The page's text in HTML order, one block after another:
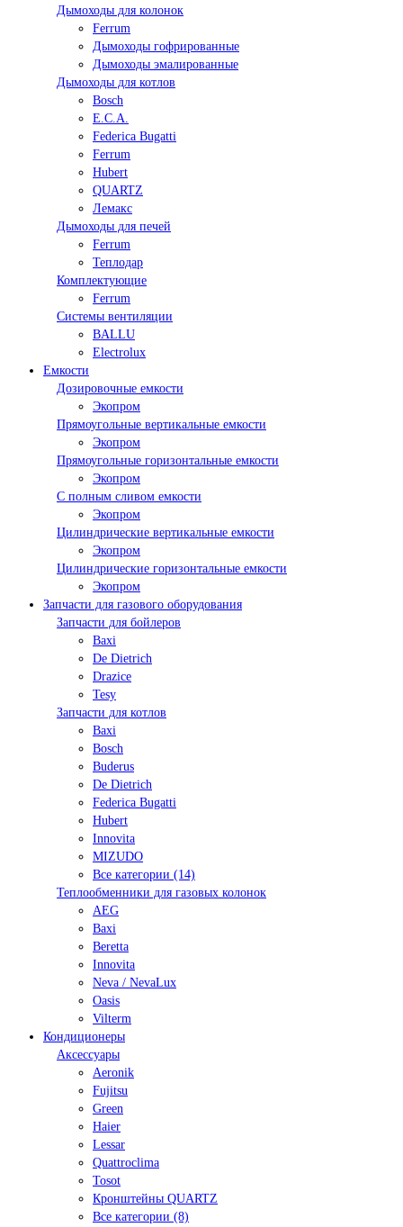
Дымоходы для колонок
Ferrum
Дымоходы гофрированные
Дымоходы эмалированные
Дымоходы для котлов
Bosch
E.C.A.
Federica Bugatti
Ferrum
Hubert
QUARTZ
Лемакс
Дымоходы для печей
Ferrum
Теплодар
Комплектующие
Ferrum
Системы вентиляции
BALLU
Electrolux
Емкости
Дозировочные емкости
Экопром
Прямоугольные вертикальные емкости
Экопром
Прямоугольные горизонтальные емкости
Экопром
С полным сливом емкости
Экопром
Цилиндрические вертикальные емкости
Экопром
Цилиндрические горизонтальные емкости
Экопром
Запчасти для газового оборудования
Запчасти для бойлеров
Baxi
De Dietrich
Drazice
Tesy
Запчасти для котлов
Baxi
Bosch
Buderus
De Dietrich
Federica Bugatti
Hubert
Innovita
MIZUDO
Все категории (14)
Теплообменники для газовых колонок
AEG
Baxi
Beretta
Innovita
Neva / NevaLux
Oasis
Vilterm
Кондиционеры
Аксессуары
Aeronik
Fujitsu
Green
Haier
Lessar
Quattroclima
Tosot
Кронштейны QUARTZ
Все категории (8)